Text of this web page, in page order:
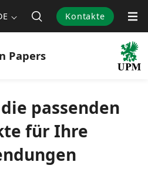
Kontakte
Papers
passenden
für Ihre